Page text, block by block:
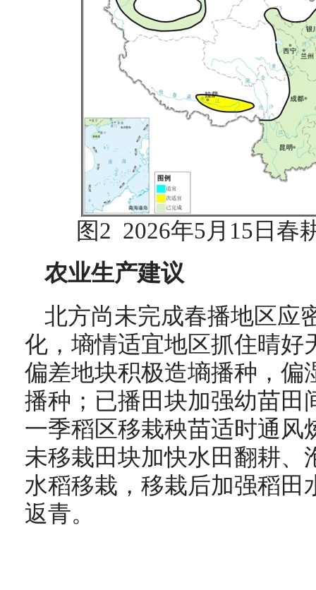
图2 2026年5月15日春
农业生产建议
北方尚未完成春播地区应
化，墒情适宜地区抓住晴好
偏差地块积极造墒播种，偏
播种；已播田块加强幼苗田
一季稻区移栽秧苗适时通风
未移栽田块加快水田翻耕、
水稻移栽，移栽后加强稻田
返青。